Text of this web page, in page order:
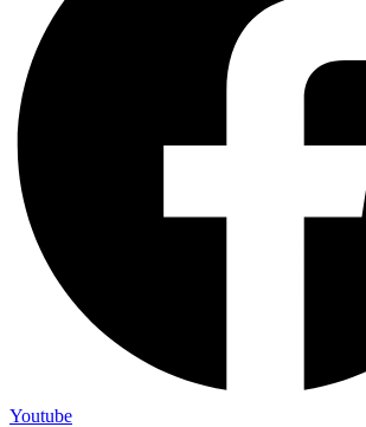
Youtube